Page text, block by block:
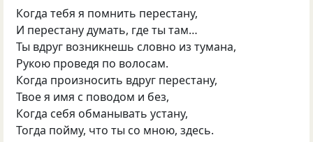
Когда тебя я помнить перестану,
И перестану думать, где ты там…
Ты вдруг возникнешь словно из тумана,
Рукою проведя по волосам.
Когда произносить вдруг перестану,
Твое я имя с поводом и без,
Когда себя обманывать устану,
Тогда пойму, что ты со мною, здесь.